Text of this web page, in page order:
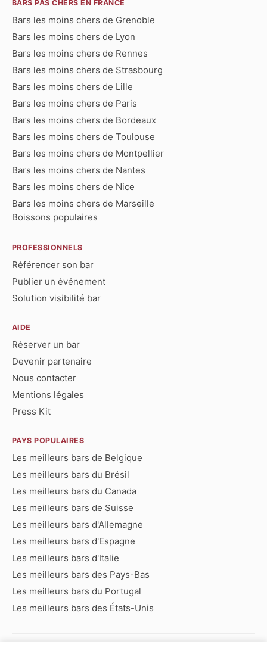
BARS PAS CHERS EN FRANCE
Bars les moins chers de Grenoble
Bars les moins chers de Lyon
Bars les moins chers de Rennes
Bars les moins chers de Strasbourg
Bars les moins chers de Lille
Bars les moins chers de Paris
Bars les moins chers de Bordeaux
Bars les moins chers de Toulouse
Bars les moins chers de Montpellier
Bars les moins chers de Nantes
Bars les moins chers de Nice
Bars les moins chers de Marseille
Boissons populaires
PROFESSIONNELS
Référencer son bar
Publier un événement
Solution visibilité bar
AIDE
Réserver un bar
Devenir partenaire
Nous contacter
Mentions légales
Press Kit
PAYS POPULAIRES
Les meilleurs bars de Belgique
Les meilleurs bars du Brésil
Les meilleurs bars du Canada
Les meilleurs bars de Suisse
Les meilleurs bars d'Allemagne
Les meilleurs bars d'Espagne
Les meilleurs bars d'Italie
Les meilleurs bars des Pays-Bas
Les meilleurs bars du Portugal
Les meilleurs bars des États-Unis